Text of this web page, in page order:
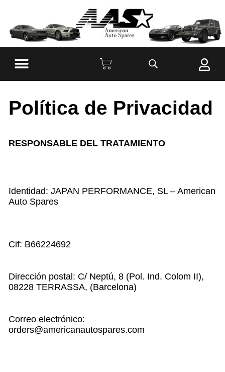
Política de Privacidad
RESPONSABLE DEL TRATAMIENTO
Identidad: JAPAN PERFORMANCE, SL – American
Auto Spares
Cif: B66224692
Dirección postal: C/ Neptú, 8 (Pol. Ind. Colom II),
08228 TERRASSA, (Barcelona)
Correo electrónico:
orders@americanautospares.com